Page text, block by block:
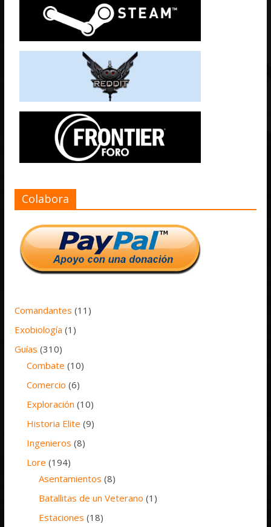
Colabora
Comandantes (11)
Exobiología (1)
Guías (310)
Combate (10)
Comercio (6)
Exploración (10)
Historia Elite (9)
Ingenieros (8)
Lore (194)
Asentamientos (8)
Batallitas de un Veterano (1)
Estaciones (18)